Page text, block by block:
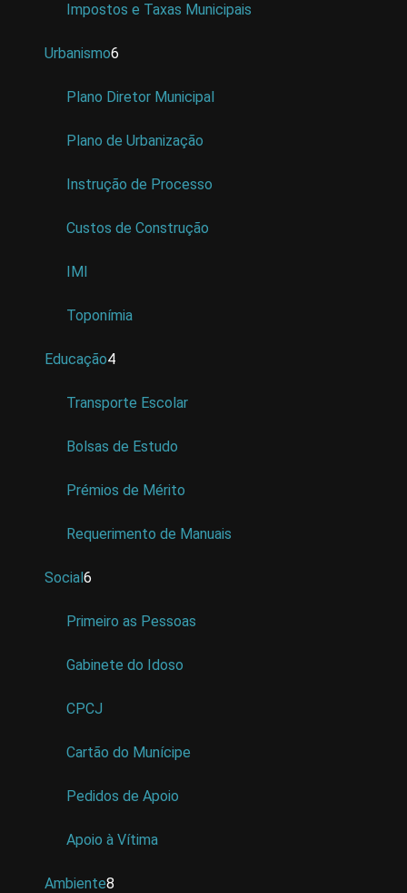
Impostos e Taxas Municipais
Urbanismo6
Plano Diretor Municipal
Plano de Urbanização
Instrução de Processo
Custos de Construção
IMI
Toponímia
Educação4
Transporte Escolar
Bolsas de Estudo
Prémios de Mérito
Requerimento de Manuais
Social6
Primeiro as Pessoas
Gabinete do Idoso
CPCJ
Cartão do Munícipe
Pedidos de Apoio
Apoio à Vítima
Ambiente8